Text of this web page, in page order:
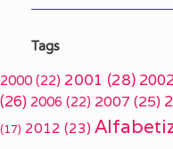
Tags
2000 (22) 2001 (28)
(26) 2006 (22) 2007 (25)
(17) 2012 (23)